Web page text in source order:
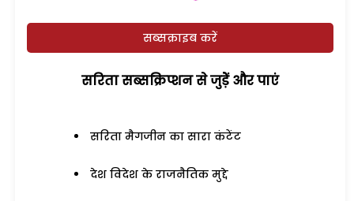
सब्सक्राइब करें
सरिता सब्सक्रिप्शन से जुड़ेें और पाएं
सरिता मैगजीन का सारा कंटेंट
देश विदेश के राजनैतिक मुद्दे